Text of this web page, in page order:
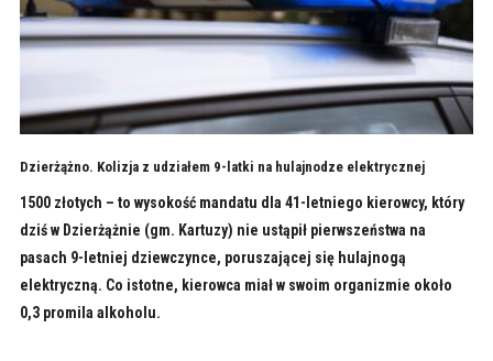
Dzierżążno. Kolizja z udziałem 9-latki na hulajnodze elektrycznej
1500 złotych – to wysokość mandatu dla 41-letniego kierowcy, który
dziś w Dzierżążnie (gm. Kartuzy) nie ustąpił pierwszeństwa na
pasach 9-letniej dziewczynce, poruszającej się hulajnogą
elektryczną. Co istotne, kierowca miał w swoim organizmie około
0,3 promila alkoholu.